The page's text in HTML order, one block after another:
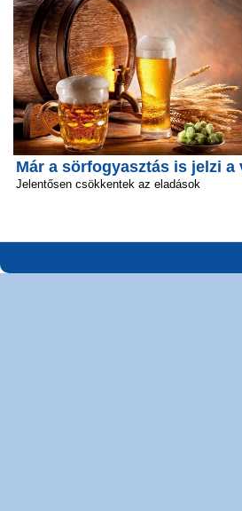
Már a sörfogyasztás is jelzi a
Jelentősen csökkentek az eladások